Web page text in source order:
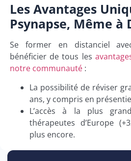
Les Avantages
Psynapse, Même à
Se former en distanciel
bénéficier de tous les
notre communauté :
La possibilité de réviser
ans, y compris en
L’accès à la plus
thérapeutes d’Europe
plus encore.